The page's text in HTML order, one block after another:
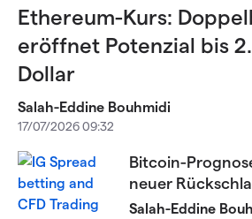
Ethereum-Kurs:
eröffnet Potenzial bis
Dollar
Salah-Eddine Bouhmidi
17/07/2026 09:32
Bitcoin-
neuer
Salah-Eddine